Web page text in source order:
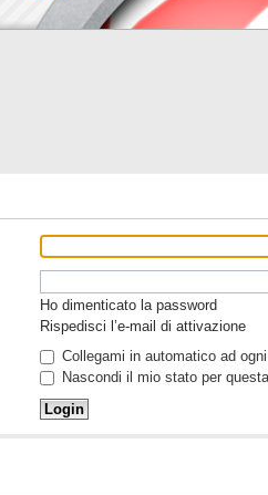
Ho dimenticato la password
Rispedisci l’e-mail di attivazione
Collegami in automatico ad
Nascondi il mio stato per